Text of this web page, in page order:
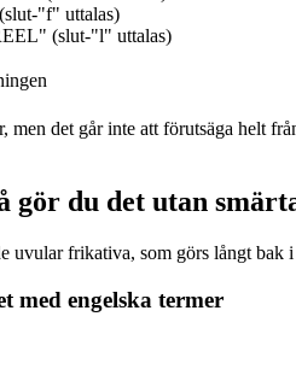
"f" uttalas)
(slut-"l" uttalas)
men det går inte att förutsäga helt
gör du det utan
uvular frikativa, som görs långt
med engelska termer